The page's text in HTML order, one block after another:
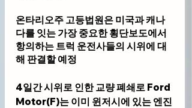
온타리오주 고등법원은 미국과 캐나
다를 잇는 가장 중요한 횡단보도에서
항의하는 트럭 운전사들의 시위에 대
해 판결할 예정
4일간 시위로 인한 교량 폐쇄로 Ford
Motor(F)는 이미 윈저시에 있는 엔진